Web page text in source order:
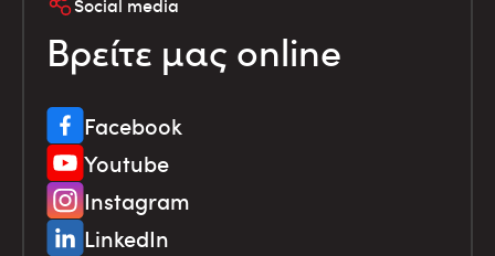
Social media
Βρείτε μας online
Facebook
Youtube
Instagram
LinkedIn